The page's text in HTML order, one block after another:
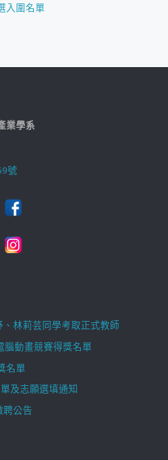
入圍名單
業學系
號
、林莉芸同學考取正式教師
腦動畫競賽得獎名單
名單
及志願選填通知
聘公告